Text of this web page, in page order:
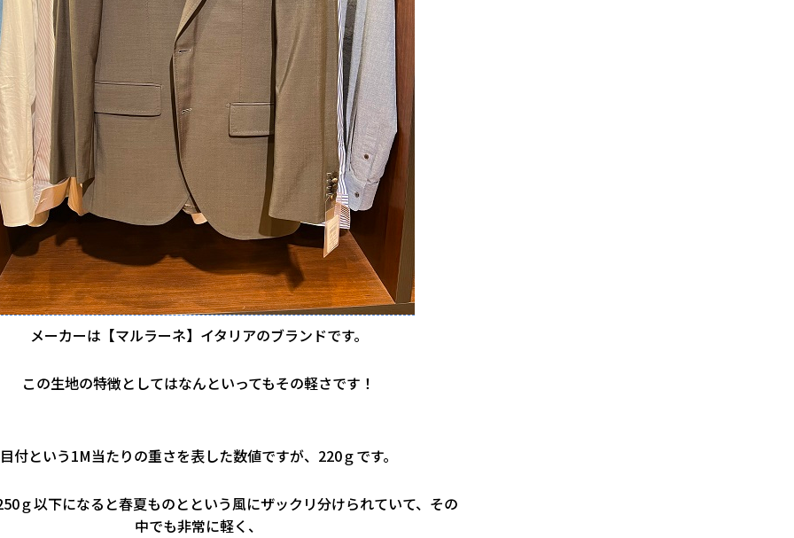
メーカーは【マルラーネ】イタリアのブランドです。
この生地の特徴としてはなんといってもその軽さです！
目付という1M当たりの重さを表した数値ですが、220ｇです。
ｇ以下になると春夏ものとという風にザックリ分けられていて、その
中でも非常に軽く、